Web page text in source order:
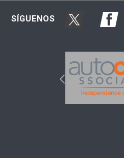
SÍGUENOS